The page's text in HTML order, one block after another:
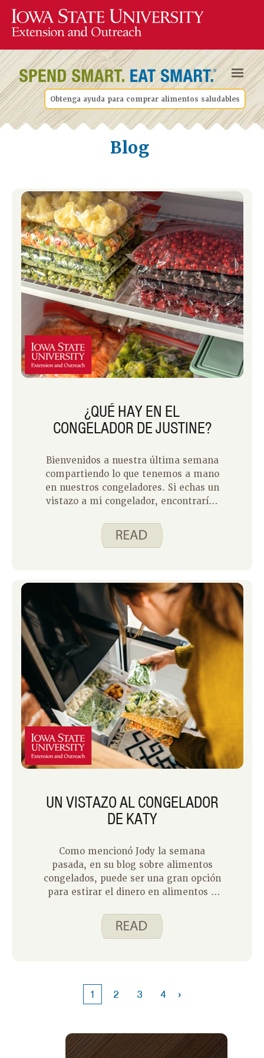
Obtenga ayuda para comprar alimentos saludables
Blog
¿QUÉ HAY EN EL
CONGELADOR DE JUSTINE?
Bienvenidos a nuestra última semana
compartiendo lo que tenemos a mano
en nuestros congeladores. Si echas un
vistazo a mi congelador, encontrarías
esperarías, sobras y sorpresas
aleatorias.
UN VISTAZO AL CONGELADOR
DE KATY
Como mencionó Jody la semana
pasada, en su blog sobre alimentos
congelados, puede ser una gran opción
para estirar el dinero en alimentos y
mano en el congelador me permite
tener una variedad de opciones para
necesite, sin preocuparme por el
desperdicio de alimentos.
1 2 3 4 ›